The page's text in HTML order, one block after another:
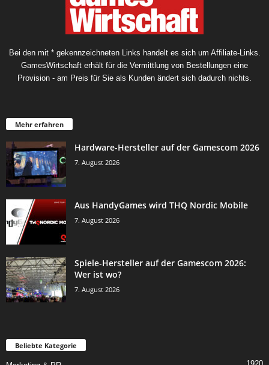
Bei den mit * gekennzeichneten Links handelt es sich um Affiliate-Links.
GamesWirtschaft erhält für die Vermittlung von Bestellungen eine
Provision - am Preis für Sie als Kunden ändert sich dadurch nichts.
Mehr erfahren
Hardware-Hersteller auf der Gamescom 2026
7. August 2026
Aus HandyGames wird THQ Nordic Mobile
7. August 2026
Spiele-Hersteller auf der Gamescom 2026:
Wer ist wo?
7. August 2026
Beliebte Kategorie